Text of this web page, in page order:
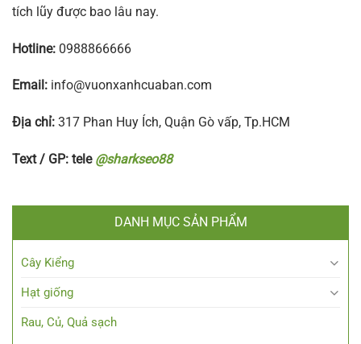
tích lũy được bao lâu nay.
Hotline: 0988866666
Email: info@vuonxanhcuaban.com
Địa chỉ: 317 Phan Huy Ích, Quận Gò vấp, Tp.HCM
Text / GP: tele @sharkseo88
DANH MỤC SẢN PHẨM
Cây Kiểng
Hạt giống
Rau, Củ, Quả sạch